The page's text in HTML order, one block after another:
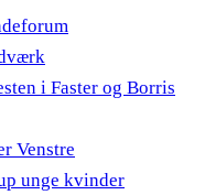
i Faster og Borris
Venstre
unge kvinder